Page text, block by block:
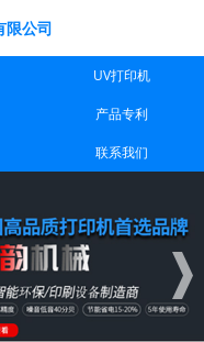
限公司
UV打印机
产品专利
联系我们